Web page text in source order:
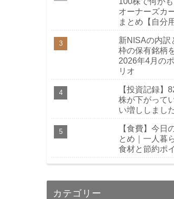
オーナーズカ
まとめ【自分
新NISAの内訳
枠の保有銘柄
2026年4月の
リオ
【投資記録】
株が下がって
い増ししました
【食費】今日
とめ｜一人暮
食材と節約ポ
カテゴリー